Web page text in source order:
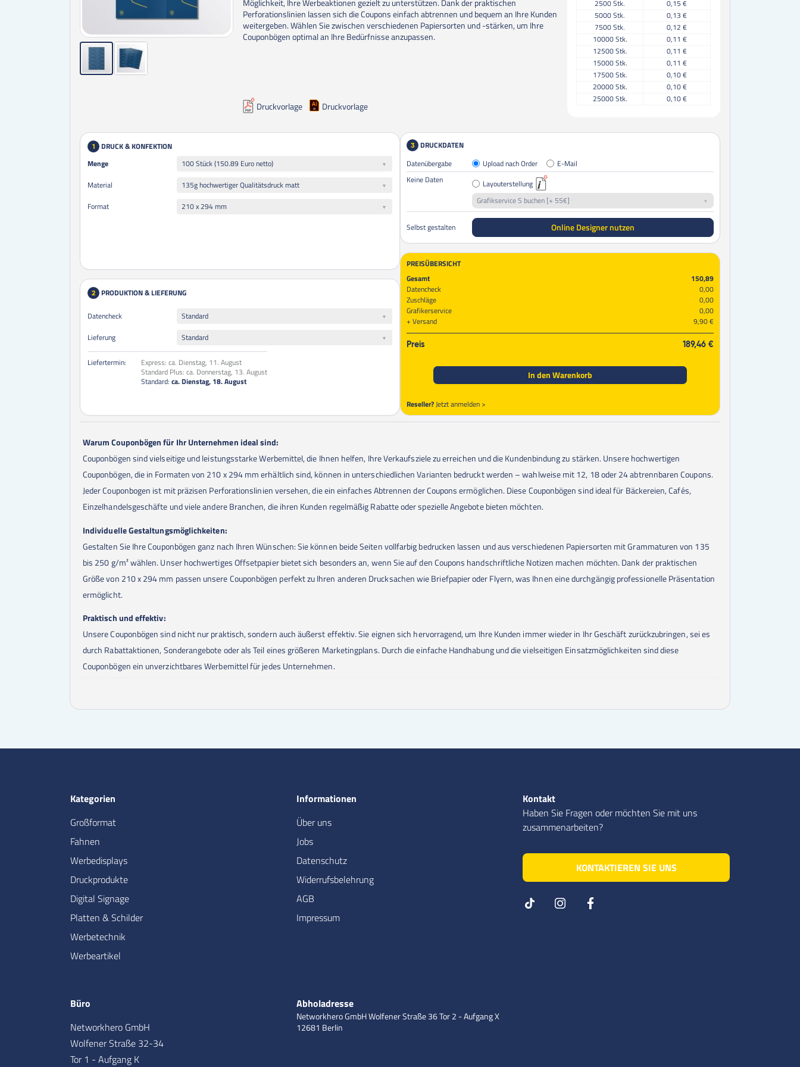
Möglichkeit, Ihre Werbeaktionen gezielt zu unterstützen. Dank der praktischen
Perforationslinien lassen sich die Coupons einfach abtrennen und bequem an Ihre Kunden
weitergeben. Wählen Sie zwischen verschiedenen Papiersorten und -stärken, um Ihre
Couponbögen optimal an Ihre Bedürfnisse anzupassen.
2500Stk.
0,15 €
5000Stk.
0,13 €
7500Stk.
0,12 €
10000Stk.
0,11 €
12500Stk.
0,11 €
15000Stk.
0,11 €
17500Stk.
0,10 €
20000Stk.
0,10 €
25000Stk.
0,10 €
40000Stk.
0,09 €
60000Stk.
0,09 €
75000Stk.
0,09 €
85000Stk.
0,09 €
90000Stk.
95000Stk.
0,09 €
100000Stk. 0,09 €
Druckvorlage Druckvorlage
1
DRUCK & KONFEKTION
Menge
100 Stück (150.89 Euro netto)
Menge
Material
135g hochwertiger Qualitätsdruck matt
Format
210 x 294 mm
2 PRODUKTION & LIEFERUNG
Datencheck
Standard
Lieferung
Standard
Liefertermin: Express: ca. Dienstag, 11. August
Standard Plus: ca. Donnerstag, 13. August
Standard: ca. Dienstag, 18. August
3
DRUCKDATEN
Datenübergabe
Upload nach Order
E-Mail
Keine Daten
Layouterstellung
Grafikservice S buchen [+ 55€]
Selbst gestalten Online Designer nutzen
PREISÜBERSICHT
Gesamt
150,89
Datencheck
0,00
Zuschläge
0,00
Grafikerservice
0,00
Versand
9,90 €
Preis 189,46 €
In den Warenkorb
Reseller?Jetzt anmelden >
Warum Couponbögen für Ihr Unternehmen ideal sind:
Couponbögen sind vielseitige und leistungsstarke Werbemittel, die Ihnen helfen, Ihre Verkaufsziele zu erreichen und die Kundenbindung zu stärken. Unsere hochwertigen
Couponbögen, die in Formaten von 210 x 294 mm erhältlich sind, können in unterschiedlichen Varianten bedruckt werden – wahlweise mit 12, 18 oder 24 abtrennbaren Coupons.
Jeder Couponbogen ist mit präzisen Perforationslinien versehen, die ein einfaches Abtrennen der Coupons ermöglichen. Diese Couponbögen sind ideal für Bäckereien, Cafés,
Einzelhandelsgeschäfte und viele andere Branchen, die ihren Kunden regelmäßig Rabatte oder spezielle Angebote bieten möchten.
Individuelle Gestaltungsmöglichkeiten:
Gestalten Sie Ihre Couponbögen ganz nach Ihren Wünschen: Sie können beide Seiten vollfarbig bedrucken lassen und aus verschiedenen Papiersorten mit Grammaturen von 135
bis 250 g/m² wählen. Unser hochwertiges Offsetpapier bietet sich besonders an, wenn Sie auf den Coupons handschriftliche Notizen machen möchten. Dank der praktischen
Größe von 210 x 294 mm passen unsere Couponbögen perfekt zu Ihren anderen Drucksachen wie Briefpapier oder Flyern, was Ihnen eine durchgängig professionelle Präsentation
ermöglicht.
Praktisch und effektiv:
Unsere Couponbögen sind nicht nur praktisch, sondern auch äußerst effektiv. Sie eignen sich hervorragend, um Ihre Kunden immer wieder in Ihr Geschäft zurückzubringen, sei es
durch Rabattaktionen, Sonderangebote oder als Teil eines größeren Marketingplans. Durch die einfache Handhabung und die vielseitigen Einsatzmöglichkeiten sind diese
Couponbögen ein unverzichtbares Werbemittel für jedes Unternehmen.
Kontakt
Haben Sie Fragen oder möchten Sie mit uns
zusammenarbeiten?
KONTAKTIEREN SIE UNS
Kategorien
Großformat
Fahnen
Werbedisplays
Druckprodukte
Digital Signage
Platten & Schilder
Werbetechnik
Werbeartikel
Informationen
Über uns
Jobs
Datenschutz
Widerrufsbelehrung
AGB
Impressum
Büro
Networkhero GmbH
Wolfener Straße 32-34
Tor 1 - Aufgang K
Abholadresse
Networkhero GmbHWolfener Straße 36Tor 2 - Aufgang X
12681 Berlin